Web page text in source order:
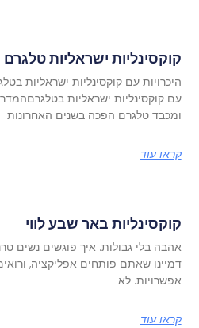
קוקסינליות ישראליות טלגרם
עם קוקסינליות ישראליות
ומכבד טלגרם הפכה בשנים האחרונות
קראו עוד
קוקסינליות באר שבע לווי
אהבה בלי גבולות: איך פוגשים נשים
דמיינו שאתם פותחים אפליקציה,
אפשרויות. לא
קראו עוד